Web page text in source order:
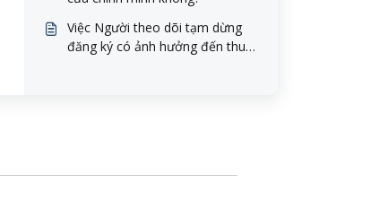
Việc Người theo dõi tạm dừng
đăng ký có ảnh hưởng đến thu